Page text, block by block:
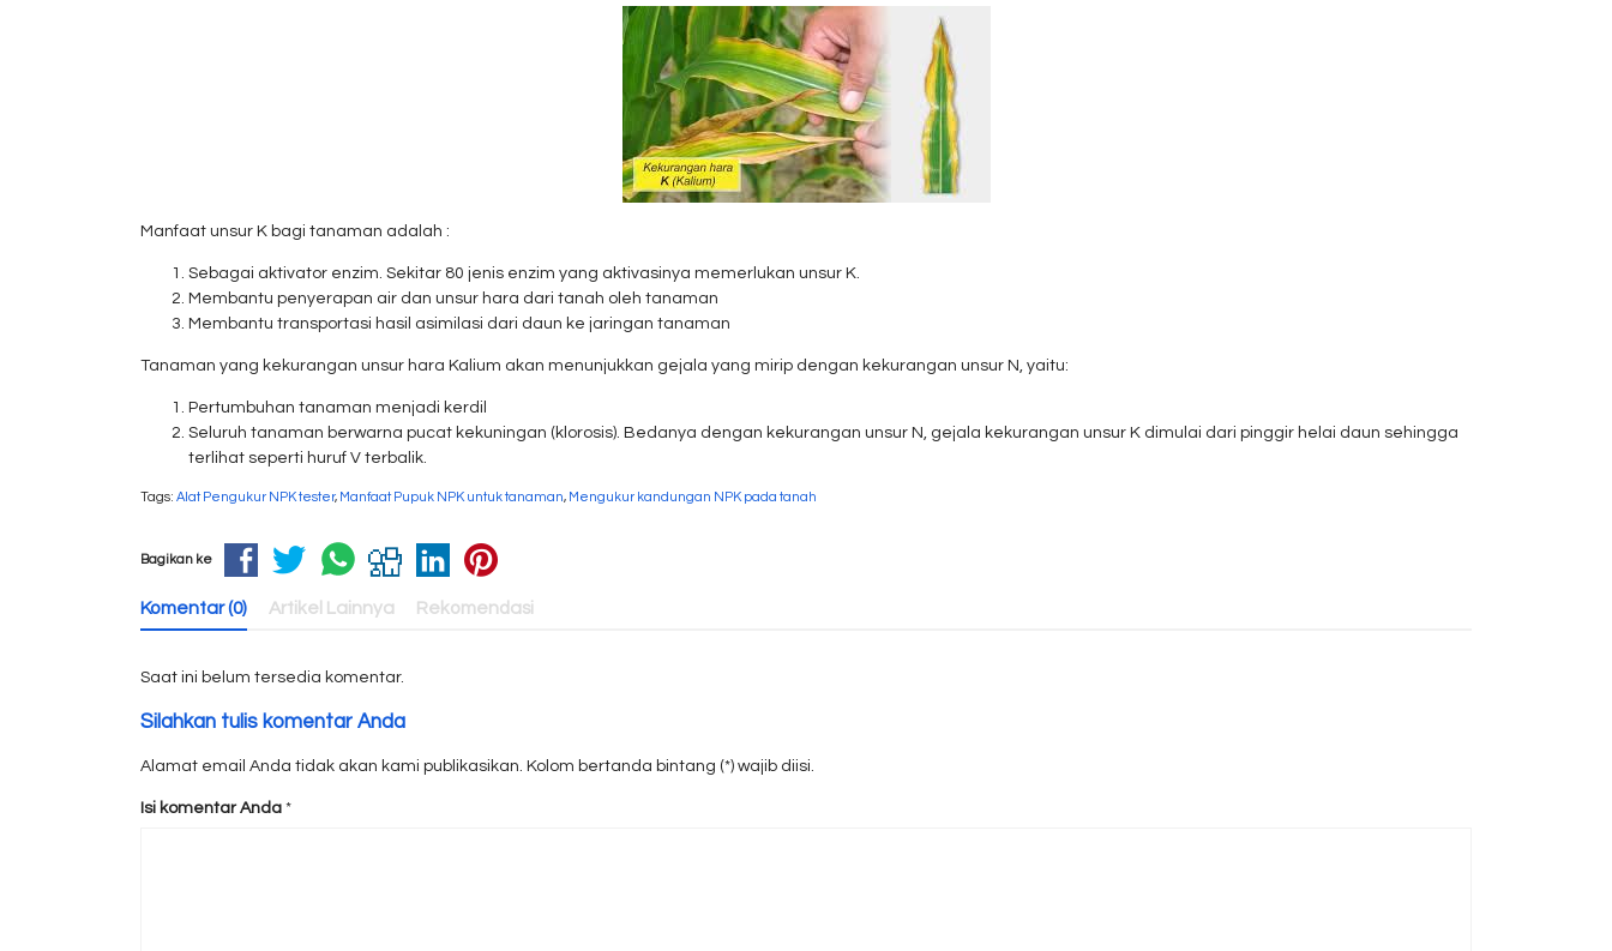
Manfaat unsur K bagi tanaman adalah :
Sebagai aktivator enzim. Sekitar 80 jenis enzim yang aktivasinya memerlukan unsur K.
Membantu penyerapan air dan unsur hara dari tanah oleh tanaman
Membantu transportasi hasil asimilasi dari daun ke jaringan tanaman
Tanaman yang kekurangan unsur hara Kalium akan menunjukkan gejala yang mirip dengan kekurangan unsur N, yaitu:
Pertumbuhan tanaman menjadi kerdil
Seluruh tanaman berwarna pucat kekuningan (klorosis). Bedanya dengan kekurangan unsur N, gejala kekurangan unsur K dimulai dari pinggir helai daun sehingga
terlihat seperti huruf V terbalik.
Tags: Alat Pengukur NPK tester, Manfaat Pupuk NPK untuk tanaman, Mengukur kandungan NPK pada tanah
Bagikan ke
Komentar (0) Artikel Lainnya Rekomendasi
Saat ini belum tersedia komentar.
Silahkan tulis komentar Anda
Alamat email Anda tidak akan kami publikasikan. Kolom bertanda bintang (*) wajib diisi.
Isi komentar Anda *